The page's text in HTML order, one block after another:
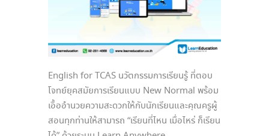
English for TCAS นวัตกรรมการเรียนรู้ ที่ตอบ
โจทย์ยุคสมัยการเรียนแบบ New Normal พร้อม
เอื้ออำนวยความสะดวกให้กับนักเรียนและคุณครูผู้
สอนทุกท่านให้สามารถ “เรียนที่ไหน เมื่อไหร่ ก็เรียน